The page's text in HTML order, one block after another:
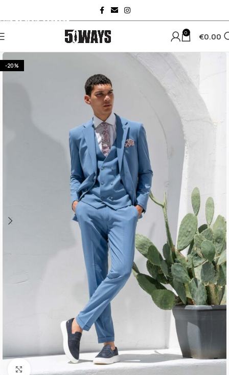
Skip to main content
0 €0.00
-20%
Κλικ για μεγέθυνση